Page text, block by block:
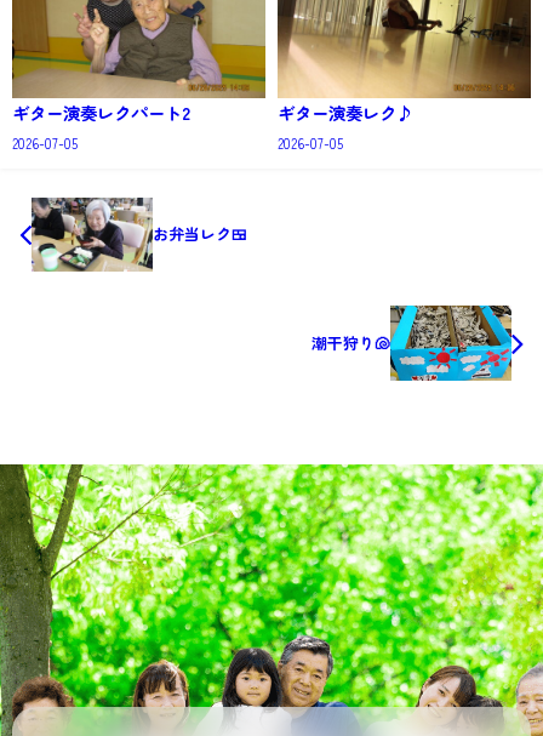
ギター演奏レクパート2
2026-07-05
ギター演奏レク♪
2026-07-05
お弁当レク🍱
潮干狩り🐚